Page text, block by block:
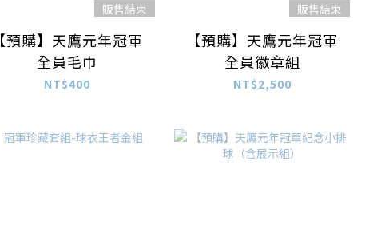
販售結束
【預購】天鷹元年冠軍
全員毛巾
NT$400
販售結束
【預購】天鷹元年冠軍
全員徽章組
NT$2,500